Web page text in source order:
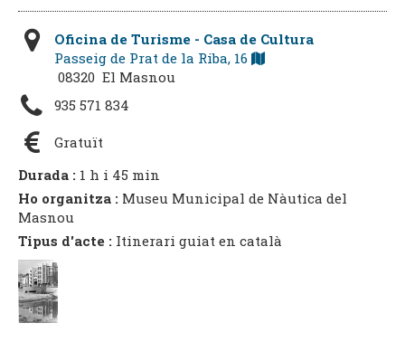
Oficina de Turisme - Casa de Cultura
Passeig de Prat de la Riba, 16
08320 El Masnou
935 571 834
Gratuït
Durada : 1 h i 45 min
Ho organitza : Museu Municipal de Nàutica del
Masnou
Tipus d'acte : Itinerari guiat en català